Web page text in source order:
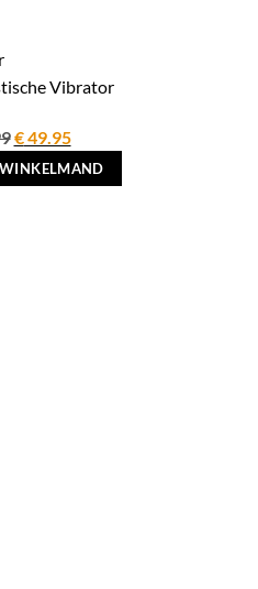
Vibrator
Oorspronkelijke
prijs
was:
€49.95Huidige
prijs
is: